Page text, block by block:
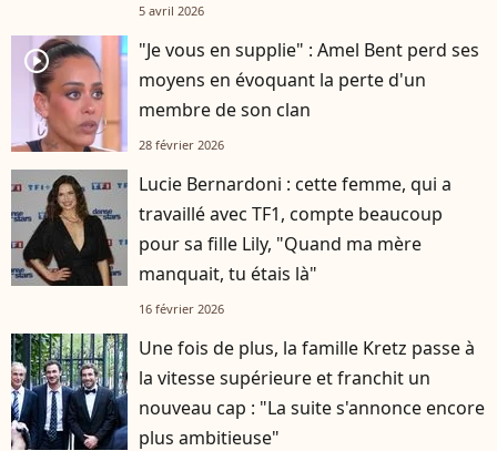
5 avril 2026
player2
"Je vous en supplie" : Amel Bent perd ses
moyens en évoquant la perte d'un
membre de son clan
28 février 2026
Lucie Bernardoni : cette femme, qui a
travaillé avec TF1, compte beaucoup
pour sa fille Lily, "Quand ma mère
manquait, tu étais là"
16 février 2026
Une fois de plus, la famille Kretz passe à
la vitesse supérieure et franchit un
nouveau cap : "La suite s'annonce encore
plus ambitieuse"